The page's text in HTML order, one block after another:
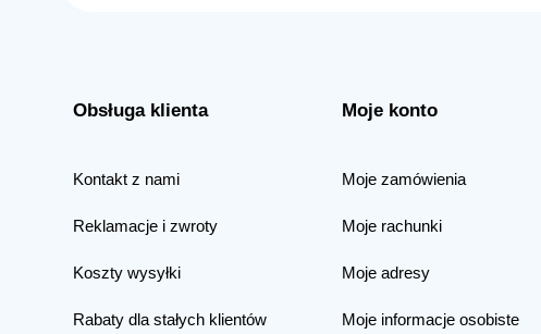
Obsługa klienta
Kontakt z nami
Reklamacje i zwroty
Koszty wysyłki
Rabaty dla stałych klientów
Moje konto
Moje zamówienia
Moje rachunki
Moje adresy
Moje informacje osobiste